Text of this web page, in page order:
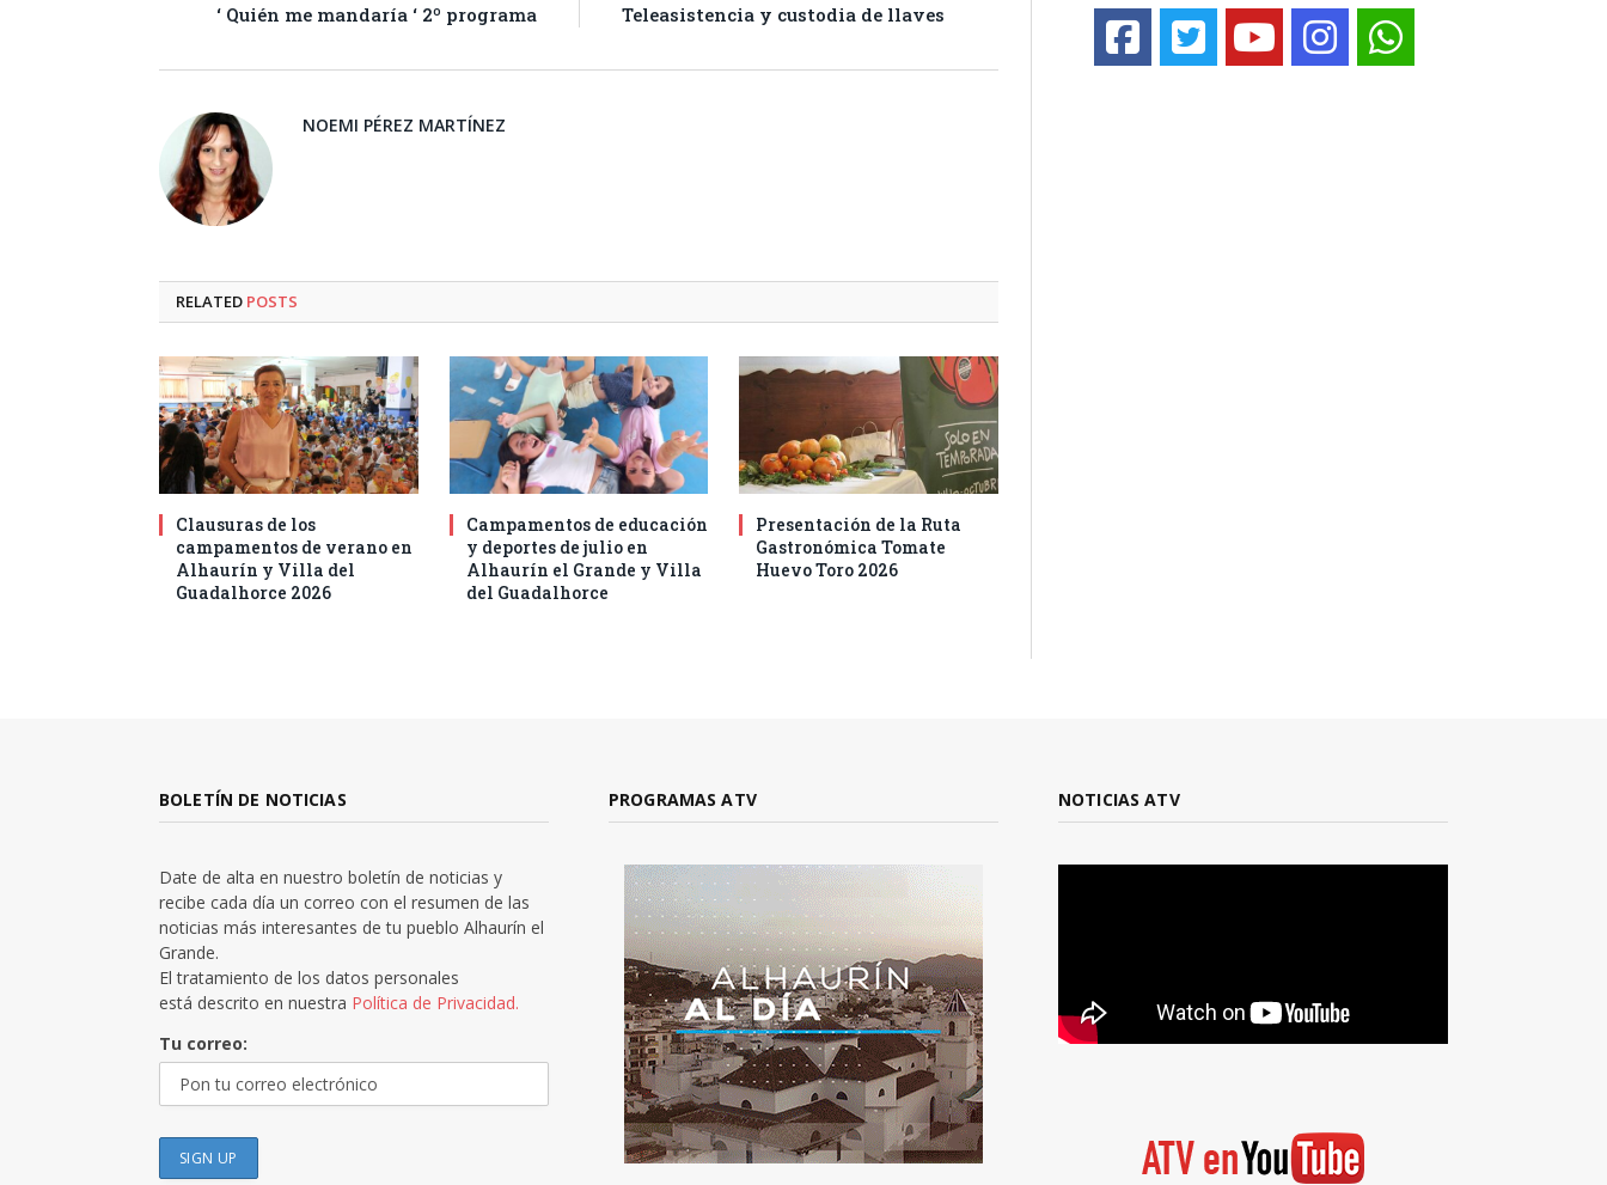
‘ Quién me mandaría ‘ 2º programa Teleasistencia y custodia de llaves
NOEMI PÉREZ MARTÍNEZ
RELATED POSTS
Clausuras de los
campamentos de verano en
Alhaurín y Villa del
Guadalhorce 2026
Campamentos de educación
y deportes de julio en
Alhaurín el Grande y Villa
del Guadalhorce
Presentación de la Ruta
Gastronómica Tomate
Huevo Toro 2026
BOLETÍN DE NOTICIAS
Date de alta en nuestro boletín de noticias y
recibe cada día un correo con el resumen de las
noticias más interesantes de tu pueblo Alhaurín el
Grande.
El tratamiento de los datos personales
está descrito en nuestra Política de Privacidad.
Tu correo:
PROGRAMAS ATV NOTICIAS ATV